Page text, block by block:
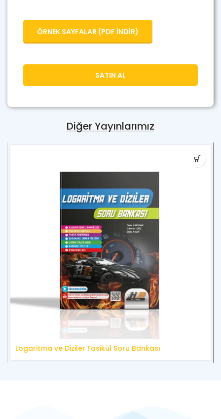
ÖRNEK SAYFALAR (PDF İNDİR)
SATIN AL
Diğer Yayınlarımız
Logaritma ve Diziler Fasikül Soru Bankası